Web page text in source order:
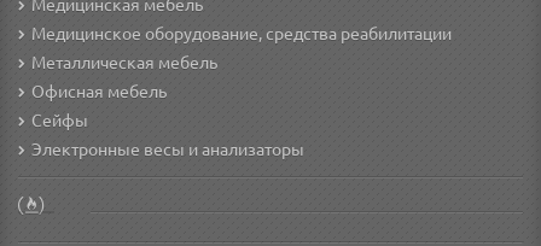
Медицинская мебель
Медицинское оборудование, средства реабилитации
Металлическая мебель
Офисная мебель
Сейфы
Электронные весы и анализаторы